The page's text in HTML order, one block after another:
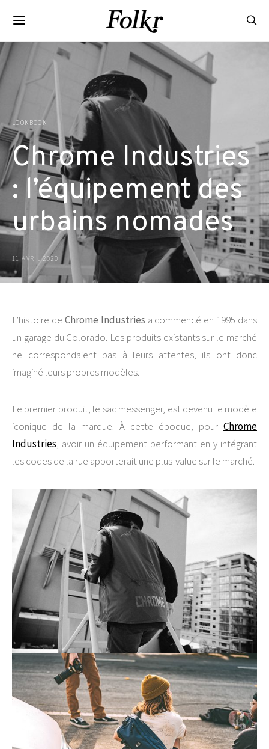
LOOKBOOK
Chrome Industries
: l’équipement des
urbains nomades
11 AVRIL 2020
L’histoire de Chrome Industries a commencé en 1995 dans
un garage du Colorado. Les produits existants sur le marché
ne correspondaient pas à leurs attentes, ils ont donc
imaginé leurs propres modèles.
Le premier produit, le sac messenger, est devenu le modèle
iconique de la marque. À cette époque, pour Chrome
Industries, avoir un équipement performant en y intégrant
les codes de la rue apporterait une plus-value sur le marché.